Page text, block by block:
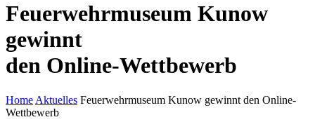
Feuerwehrmuseum Kunow
gewinnt
den Online-Wettbewerb
Home Aktuelles Feuerwehrmuseum Kunow gewinnt den Online-
Wettbewerb